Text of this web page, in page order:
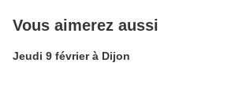
Vous aimerez aussi
Jeudi 9 février à Dijon